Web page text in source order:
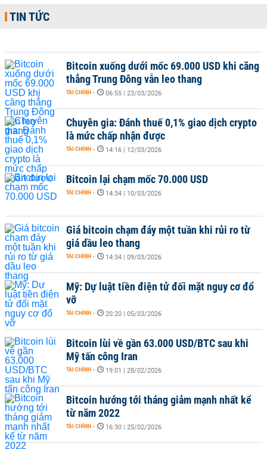
TIN TỨC
Bitcoin xuống dưới mốc 69.000 USD khi căng
thẳng Trung Đông vẫn leo thang
TÀI CHÍNH - 06:55 | 23/03/2026
Chuyên gia: Đánh thuế 0,1% giao dịch crypto
là mức chấp nhận được
TÀI CHÍNH - 14:16 | 12/03/2026
Bitcoin lại chạm mốc 70.000 USD
TÀI CHÍNH - 14:34 | 10/03/2026
Giá bitcoin chạm đáy một tuần khi rủi ro từ
giá dầu leo thang
TÀI CHÍNH - 14:34 | 09/03/2026
Mỹ: Dự luật tiền điện tử đối mặt nguy cơ đổ
vỡ
TÀI CHÍNH - 20:20 | 05/03/2026
Bitcoin lùi về gần 63.000 USD/BTC sau khi
Mỹ tấn công Iran
TÀI CHÍNH - 19:01 | 28/02/2026
Bitcoin hướng tới tháng giảm mạnh nhất kể
từ năm 2022
TÀI CHÍNH - 16:30 | 25/02/2026